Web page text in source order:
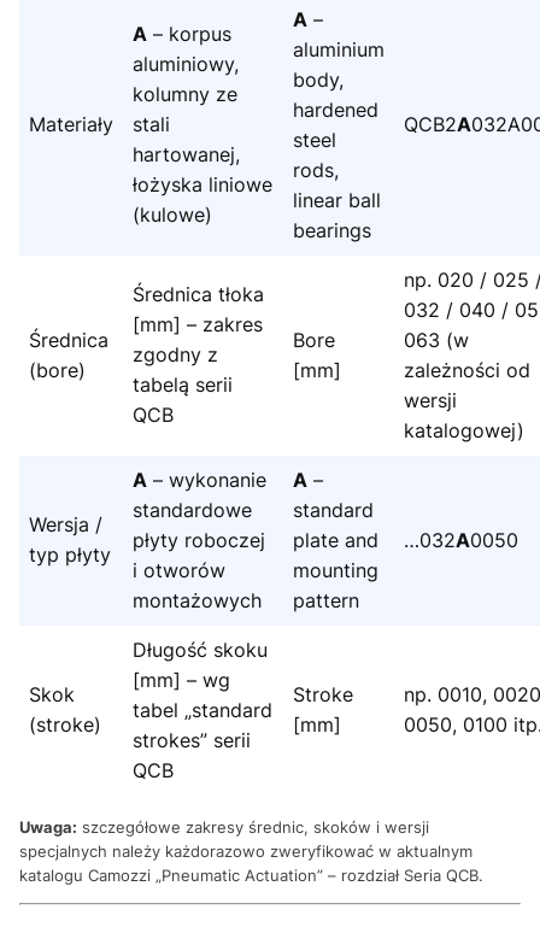
Materiały
A – korpus
aluminiowy,
kolumny ze
stali
hartowanej,
łożyska liniowe
(kulowe)
A –
aluminium
body,
hardened
steel
rods,
linear ball
bearings
QCB2A
Średnica
(bore)
Średnica tłoka
[mm] – zakres
zgodny z
tabelą serii
QCB
Bore
[mm]
np. 020 / 025
032 / 040 /
063 (w
zależności od
wersji
katalogowej)
Wersja /
typ płyty
A – wykonanie
standardowe
płyty roboczej
i otworów
montażowych
A –
standard
plate and
mounting
pattern
…032A0050
Skok
(stroke)
Długość skoku
[mm] – wg
tabel „standard
strokes” serii
QCB
Stroke
[mm]
np. 0010,
0050, 0100
Uwaga: szczegółowe zakresy średnic, skoków i wersji
specjalnych należy każdorazowo zweryfikować w aktualnym
katalogu Camozzi „Pneumatic Actuation” – rozdział Seria QCB.